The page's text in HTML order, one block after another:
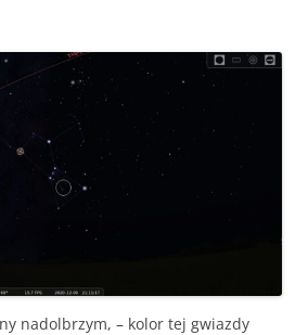
nadolbrzym, – kolor tej gwiazdy